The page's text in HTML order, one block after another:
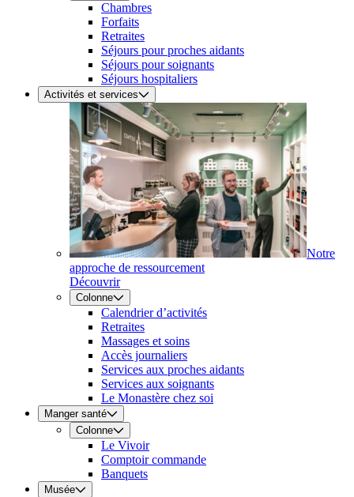
Chambres
Forfaits
Retraites
Séjours pour proches aidants
Séjours pour soignants
Séjours hospitaliers
Activités et services
Notre
approche de ressourcement
Découvrir
Colonne
Calendrier d’activités
Retraites
Massages et soins
Accès journaliers
Services aux proches aidants
Services aux soignants
Le Monastère chez soi
Manger santé
Colonne
Le Vivoir
Comptoir commande
Banquets
Musée